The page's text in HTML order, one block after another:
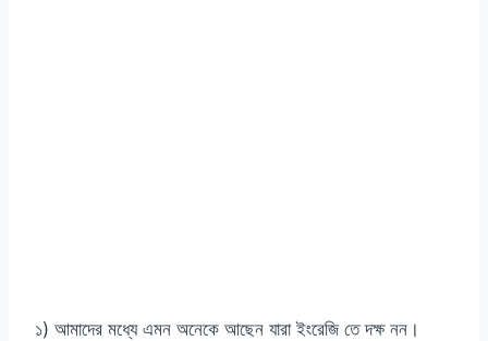
১) আমাদের মধ্যে এমন অনেকে আছেন যারা ইংরেজি তে দক্ষ নন।